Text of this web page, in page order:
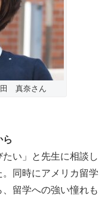
真奈さん
ら
い」と先生に相談し
同時にアメリカ留学
留学への強い憧れも